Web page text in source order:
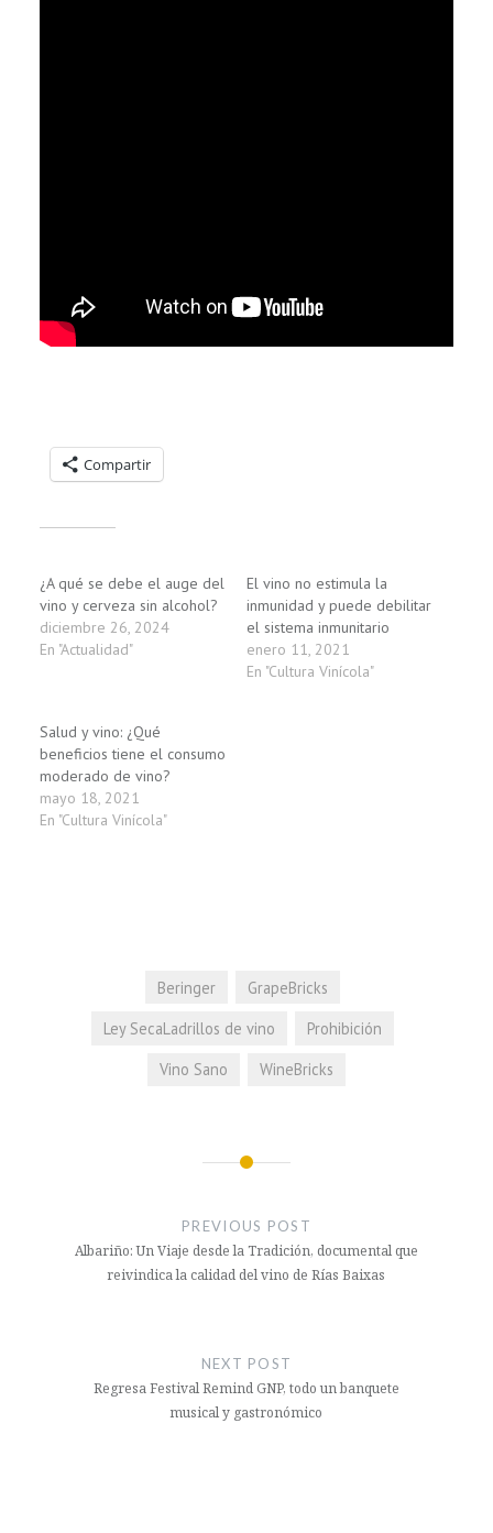
Compartir
¿A qué se debe el auge del
vino y cerveza sin alcohol?
diciembre 26, 2024
En "Actualidad"
El vino no estimula la
inmunidad y puede debilitar
el sistema inmunitario
enero 11, 2021
En "Cultura Vinícola"
Salud y vino: ¿Qué
beneficios tiene el consumo
moderado de vino?
mayo 18, 2021
En "Cultura Vinícola"
Beringer
GrapeBricks
Ley SecaLadrillos de vino
Prohibición
Vino Sano
WineBricks
entradas
PREVIOUS POST
Albariño: Un Viaje desde la Tradición, documental que
reivindica la calidad del vino de Rías Baixas
NEXT POST
Regresa Festival Remind GNP, todo un banquete
musical y gastronómico